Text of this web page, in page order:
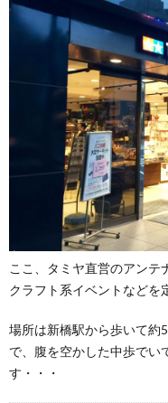
ここ、タミヤ直営のアンテ
クラフト系イベントなどを
場所は新橋駅から歩いて約
で、腹を空かした中歩でい
す・・・